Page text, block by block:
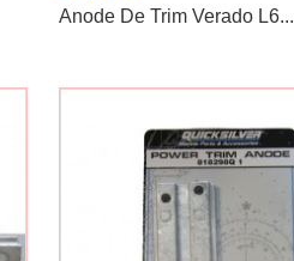
Anode De Trim Verado L6...